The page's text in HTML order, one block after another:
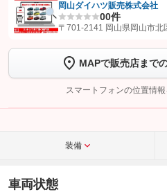
【STEP1】認証画面でグーネットを友だ
トーク画面で
ボタンをタッ
完了してください。
こちら
岡山ダイハツ販売株式会社
00件
〒701-2141 岡山県岡山市北
MAPで販売店まで
スマートフォンの位置情
装備
車両状態